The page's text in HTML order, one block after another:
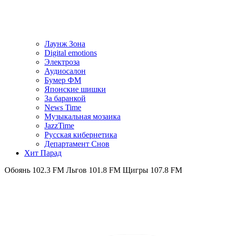
Лаунж Зона
Digital emotions
Электроза
Аудиосалон
Бумер ФМ
Японскиe шишки
За баранкой
News Time
Музыкальная мозаика
JazzTime
Русская кибернетика
Департамент Снов
Хит Парад
FM Льгов 101.8 FM Щигры 107.8 FM